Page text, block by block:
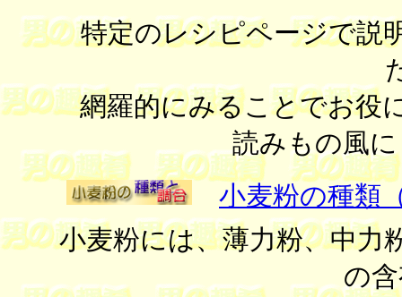
特定のレシピページで説
網羅的にみることでお役
読みもの風
小麦粉の種類
小麦粉には、薄力粉、中力
の